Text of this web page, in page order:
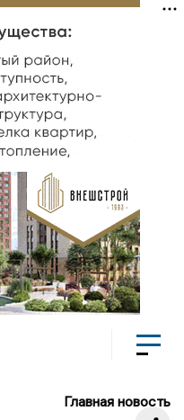
Главная новость